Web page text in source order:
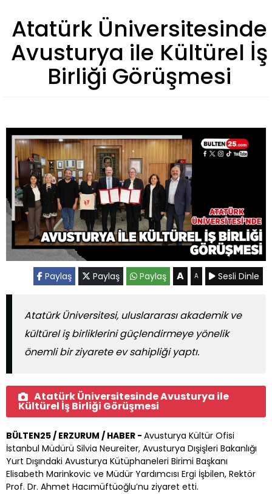
Atatürk Üniversitesinde
Avusturya ile Kültürel İş
Birliği Görüşmesi
Paylaş Paylaş Paylaş A A Sesli Dinle
Atatürk Üniversitesi, uluslararası akademik ve
kültürel iş birliklerini güçlendirmeye yönelik
önemli bir ziyarete ev sahipliği yaptı.
Atatürk Üniversitesinde Avusturya ile
Kültürel İş Birliği Görüşmesi
BÜLTEN25 / ERZURUM / HABER - Avusturya Kültür Ofisi
İstanbul Müdürü Silvia Neureiter, Avusturya Dışişleri Bakanlığı
Yurt Dışındaki Avusturya Kütüphaneleri Birimi Başkanı
Elisabeth Marinkovic ve Müdür Yardımcısı Ergi İşbilen, Rektör
Prof. Dr. Ahmet Hacımüftüoğlu’nu ziyaret etti.